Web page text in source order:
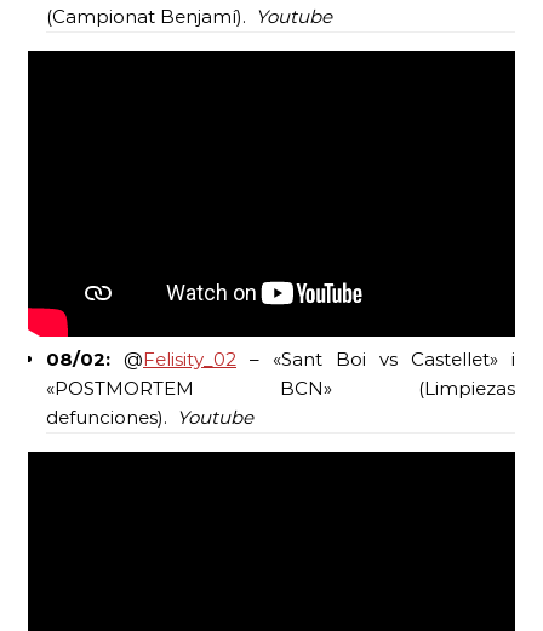
(Campionat Benjamí). Youtube
08/02: @Felisity_02 – «Sant Boi vs Castellet» i
«POSTMORTEM BCN» (Limpiezas
defunciones). Youtube